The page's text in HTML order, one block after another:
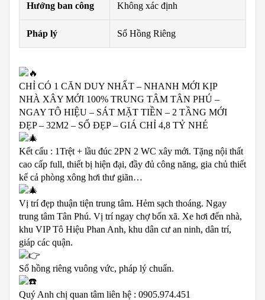
Hướng ban công Không xác định
Pháp lý Sổ Hồng Riêng
CHỈ CÓ 1 CĂN DUY NHẤT – NHANH MỚI KỊP
NHÀ XÂY MỚI 100% TRUNG TÂM TÂN PHÚ –
NGAY TÔ HIỆU – SÁT MẶT TIỀN – 2 TẦNG MỚI
ĐẸP – 32M2 – SỔ ĐẸP – GIÁ CHỈ 4,8 TỶ NHÉ
Kết cấu : 1Trệt + lầu đúc 2PN 2 WC xây mới. Tặng nội thất
cao cấp full, thiết bị hiện đại, đầy đủ công năng, gia chủ thiết
kế cả phòng xông hơi thư giãn…
Vị trí đẹp thuận tiện trung tâm. Hẻm sạch thoáng. Ngay
trung tâm Tân Phú. Vị trí ngay chợ bốn xã. Xe hơi đến nhà,
khu VIP Tô Hiệu Phan Anh, khu dân cư an ninh, dân trí,
giáp các quận.
Sổ hồng riêng vuông vức, pháp lý chuẩn.
Quý Anh chị quan tâm liên hệ : 0905.974.451